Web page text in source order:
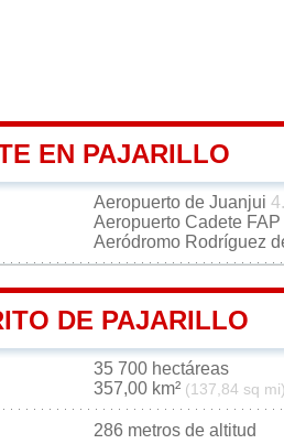
EN PAJARILLO
Aeropuerto de Juanjui
Aeropuerto Cadete
Aeródromo Rodríguez
DE PAJARILLO
35 700 hectáreas
357,00 km² (137,84 sq mi)
286 metros de altitud